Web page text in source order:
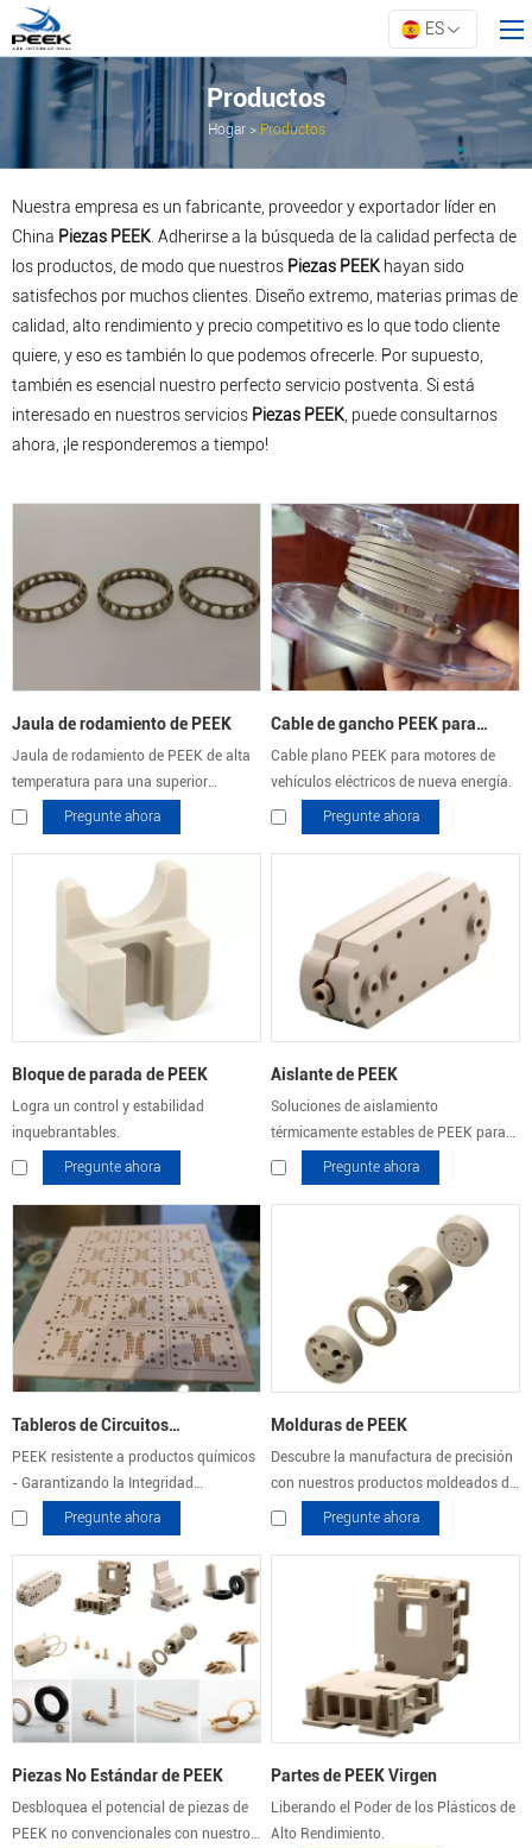
Todo
Crear
Sobre ARK
Recursos
Contáctanos
ES
Productos
Hogar >Productos
Nuestra empresa es un fabricante, proveedor y exportador líder en
China Piezas PEEK . Adherirse a la búsqueda de la calidad perfecta de
los productos, de modo que nuestros Piezas PEEK hayan sido
satisfechos por muchos clientes. Diseño extremo, materias primas de
calidad, alto rendimiento y precio competitivo es lo que todo cliente
quiere, y eso es también lo que podemos ofrecerle. Por supuesto,
también es esencial nuestro perfecto servicio postventa. Si está
interesado en nuestros servicios Piezas PEEK , puede consultarnos
ahora, ¡le responderemos a tiempo!
Jaula de rodamiento de PEEK
Jaula de rodamiento de PEEK de alta
temperatura para una superior
estabilidad mecánica.
Pregunte ahora
Cable de gancho PEEK para
motores de vehículos eléctricos
Cable plano PEEK para motores de
vehículos eléctricos de nueva energía.
Pregunte ahora
Bloque de parada de PEEK
Logra un control y estabilidad
inquebrantables.
Pregunte ahora
Aislante de PEEK
Soluciones de aislamiento
térmicamente estables de PEEK para
desafíos eléctricos.
Pregunte ahora
Tableros de Circuitos
Electrónicos de PEEK
PEEK resistente a productos químicos
- Garantizando la Integridad
ElectrónicaPregunte ahora
Molduras de PEEK
Descubre la manufactura de precisión
con nuestros productos moldeados de
PEEK de calidad.Pregunte ahora
Piezas No Estándar de PEEK
Desbloquea el potencial de piezas de
PEEK no convencionales con nuestros
Partes de PEEK Virgen
Liberando el Poder de los Plásticos de
Alto Rendimiento.